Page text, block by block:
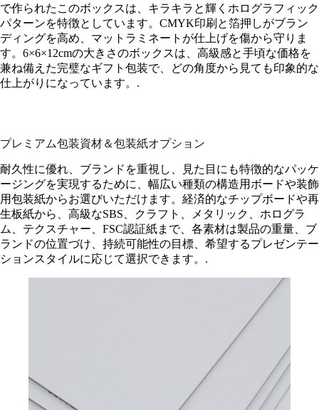
で作られたこのボックスは、キラキラと輝くホログラフィック
パターンを特徴としています。CMYK印刷と箔押しがブラン
ディングを高め、マットラミネートが仕上げを傷から守りま
す。6×6×12cmの大きさのボックスは、高級感と手頃な価格を
兼ね備えた完璧なギフト包装で、どの角度から見ても印象的な
仕上がりになっています。.
プレミアム包装資材＆包装紙オプション
耐久性に優れ、ブランドを重視し、見た目にも特徴的なパッケ
ージングを実現するために、幅広い種類の構造用ボードや装飾
用包装紙からお選びいただけます。経済的なチップボードや再
生板紙から、高級なSBS、クラフト、メタリック、ホログラ
ム、テクスチャー、FSC認証紙まで、各素材は製品の重量、ブ
ランドの位置づけ、持続可能性の目標、希望するプレゼンテー
ションスタイルに応じて選択できます。.